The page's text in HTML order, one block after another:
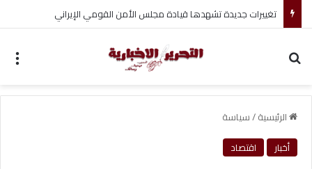
تغييرات جديدة تشهدها قيادة مجلس الأمن القومي الإيراني
الرئيسية/سياسة
أخبار
اقتصاد